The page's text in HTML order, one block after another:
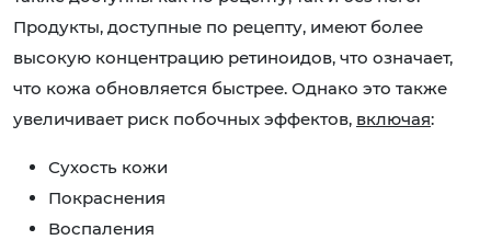
Продукты, доступные по рецепту, имеют более
высокую концентрацию ретиноидов, что означает,
что кожа обновляется быстрее. Однако это также
увеличивает риск побочных эффектов, включая:
Сухость кожи
Покраснения
Воспаления